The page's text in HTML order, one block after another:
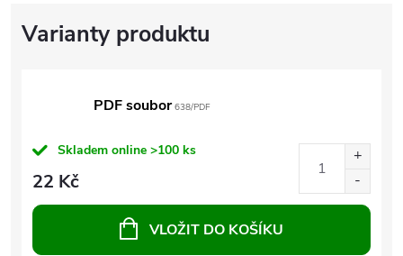
PDF soubor638/PDF
Skladem online >100 ks
22 Kč
VLOŽIT DO KOŠÍKU